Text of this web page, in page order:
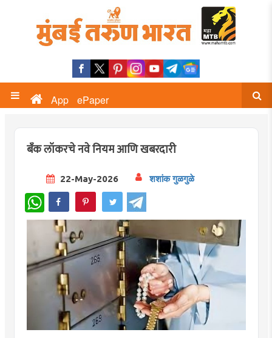
App ePaper
बँक लॉकरचे नवे नियम आणि खबरदारी
22-May-2026 शशांक गुळगुळे
WhatsApp